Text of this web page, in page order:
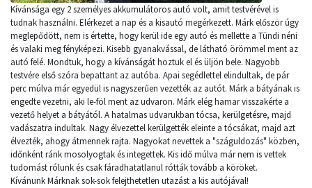
Kívánsága egy 2 személyes akkumulátoros autó volt, amit testvérével is
tudnak használni. Elérkezet a nap és a kisautó megérkezett. Márk először úgy
meglepődött, nem is értette, hogy kerül ide egy autó és mellette a Tündi néni
és valaki meg fényképezi. Kisebb gyanakvással, de látható örömmel ment az
autó felé. Mondtuk, hogy a kívánságát hoztuk el és üljön bele. Nagyobb
testvére első szóra bepattant az autóba. Apai segédlettel elindultak, de pár
perc múlva már egyedül is nagyszerűen vezették az autót. Márk a bátyának is
engedte vezetni, aki le-föl ment az udvaron. Márk elég hamar visszakérte a
vezető helyet a bátyától. A hatalmas udvarukban tócsa, kerülgetésre, majd
vadászatra indultak. Nagy élvezettel kerülgették eleinte a tócsákat, majd azt
élvezték, ahogy átmennek rajta. Nagyokat nevettek a "száguldozás" közben,
időnként ránk mosolyogtak és integettek. Kis idő múlva már nem is vettek
tudomást rólunk és csak fáradhatatlanul rótták tovább a köröket.
Kívánunk Márknak sok-sok felejthetetlen utazást a kis autójával!